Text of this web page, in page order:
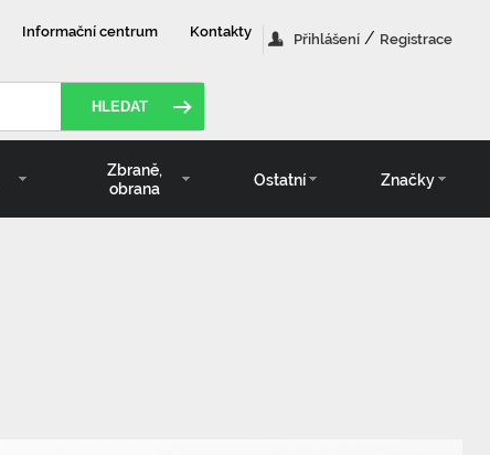
Informační centrum Kontakty Přihlášení / Registrace
HLEDAT
Zbraně,
obrana
Ostatní Značky